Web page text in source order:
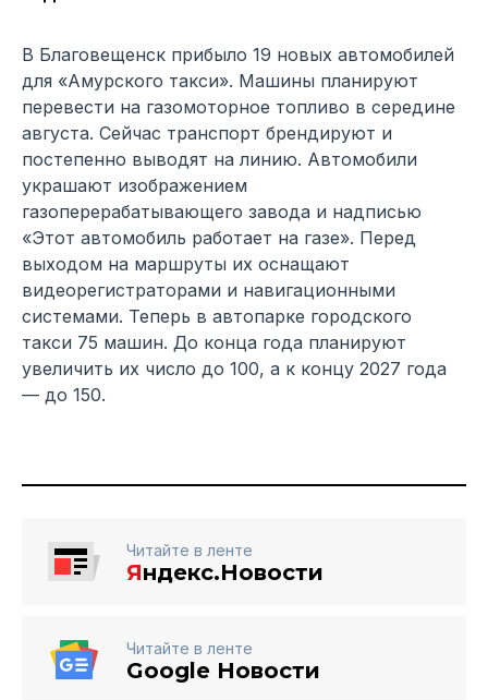
В Благовещенск прибыло 19 новых автомобилей
для «Амурского такси». Машины планируют
перевести на газомоторное топливо в середине
августа. Сейчас транспорт брендируют и
постепенно выводят на линию. Автомобили
украшают изображением
газоперерабатывающего завода и надписью
«Этот автомобиль работает на газе». Перед
выходом на маршруты их оснащают
видеорегистраторами и навигационными
системами. Теперь в автопарке городского
такси 75 машин. До конца года планируют
увеличить их число до 100, а к концу 2027 года
— до 150.
Читайте в ленте
Яндекс.Новости
Читайте в ленте
Google Новости